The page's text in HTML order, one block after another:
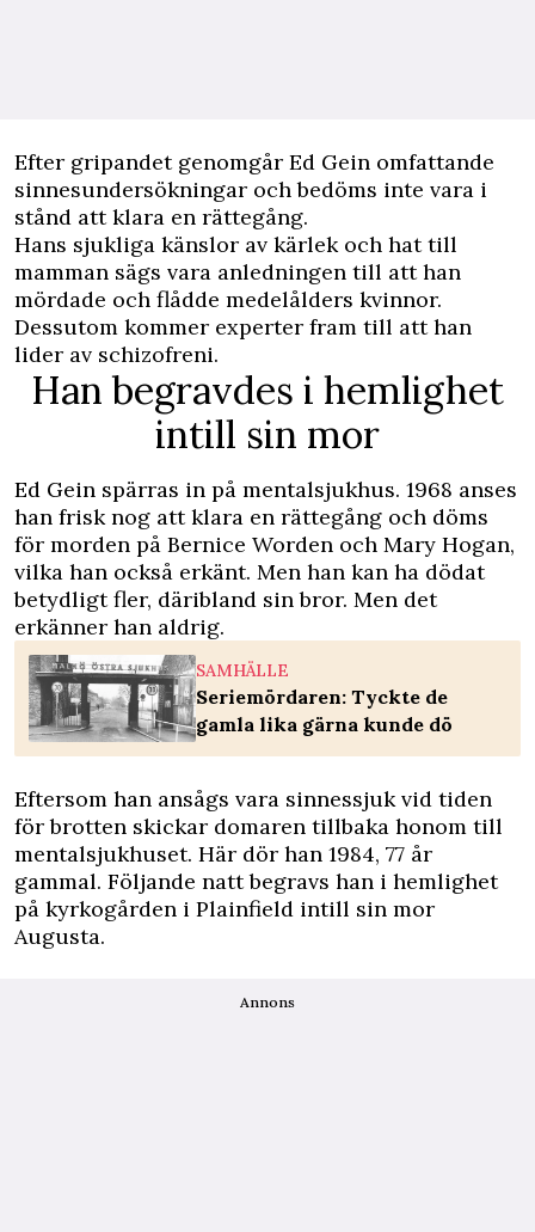
Efter gripandet genomgår Ed Gein omfattande
sinnesundersökningar och bedöms inte vara i
stånd att klara en rättegång.
Hans sjukliga känslor av kärlek och hat till
mamman sägs vara anledningen till att han
mördade och flådde medelålders kvinnor.
Dessutom kommer experter fram till att han
lider av schizofreni.
Han begravdes i hemlighet
intill sin mor
Ed Gein spärras in på mentalsjukhus. 1968 anses
han frisk nog att klara en rättegång och döms
för morden på Bernice Worden och Mary Hogan,
vilka han också erkänt. Men han kan ha dödat
betydligt fler, däribland sin bror. Men det
erkänner han aldrig.
SAMHÄLLE
Seriemördaren: Tyckte de
gamla lika gärna kunde dö
Eftersom han ansågs vara sinnessjuk vid tiden
för brotten skickar domaren tillbaka honom till
mentalsjukhuset. Här dör han 1984, 77 år
gammal. Följande natt begravs han i hemlighet
på kyrkogården i Plainfield intill sin mor
Augusta.
Annons